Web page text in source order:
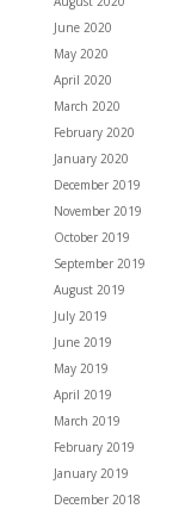
June 2020
May 2020
April 2020
March 2020
February 2020
January 2020
December 2019
November 2019
October 2019
September 2019
August 2019
July 2019
June 2019
May 2019
April 2019
March 2019
February 2019
January 2019
December 2018